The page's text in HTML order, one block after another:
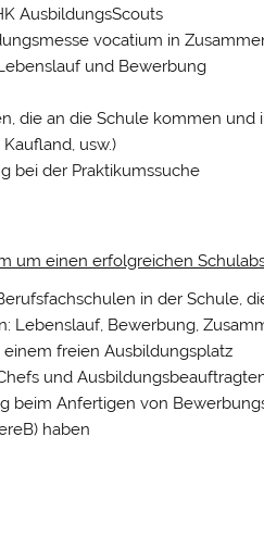
AusbildungsScouts
vocatium in
und Bewerbung
die an die Schule kommen
usw.)
bei der Praktikumssuche
um einen erfolgreichen
in der Schule,
Lebenslauf, Bewerbung,
freien Ausbildungsplatz
und
beim Anfertigen von
haben